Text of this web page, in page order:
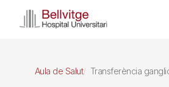
Aula de Salut Transferència